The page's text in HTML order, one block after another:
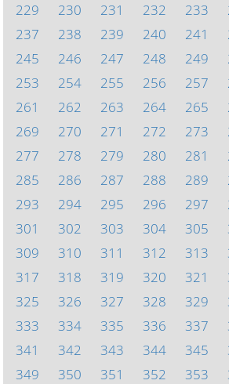
229
230 231 232 233
237
238 239 240 241
245
246 247 248 249
253
254 255 256 257
261
262 263 264 265
269
270 271 272 273
277
278 279 280 281
285
286 287 288 289
293
294 295 296 297
301
302 303 304 305
309
310 311 312 313
317
318 319 320 321
325
326 327 328 329
333
334 335 336 337
341
342 343 344 345
349
350 351 352 353